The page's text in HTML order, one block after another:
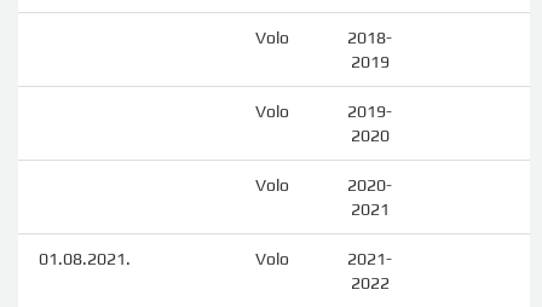
Volo
2018-
2019
Volo
2019-
2020
Volo
2020-
2021
01.08.2021. Volo
2021-
2022